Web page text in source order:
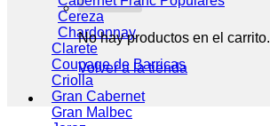
Cereza
Chardonnay
Clarete
Coupage de Barricas
Criolla
Gran Cabernet
Gran Malbec
No hay productos en el carrito.
Volver a la tienda